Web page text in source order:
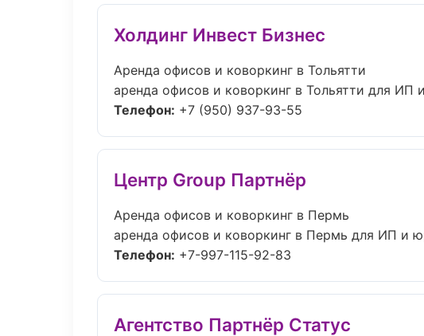
Холдинг Инвест Бизнес
Аренда офисов и коворкинг в Тольятти
аренда офисов и коворкинг в Тольятти для
Телефон: +7 (950) 937-93-55
Центр Group Партнёр
Аренда офисов и коворкинг в Пермь
аренда офисов и коворкинг в Пермь для ИП и
Телефон: +7-997-115-92-83
Агентство Партнёр Статус